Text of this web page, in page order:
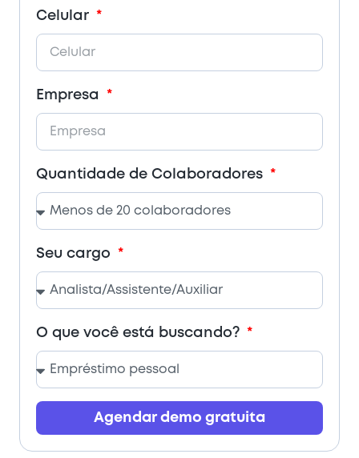
Celular
Empresa
Quantidade de Colaboradores
Seu cargo
O que você está buscando?
Agendar demo gratuita